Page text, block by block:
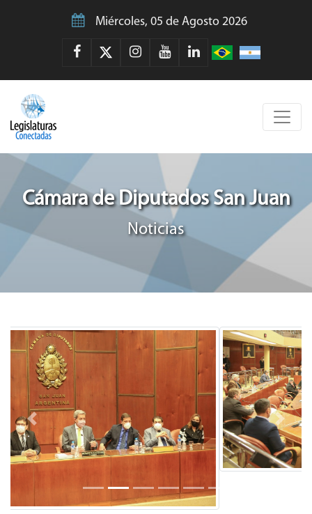
Miércoles, 05 de Agosto 2026
Cámara de Diputados San Juan
Noticias
Previous Next
Histórica visita de la Corte de Justicia en